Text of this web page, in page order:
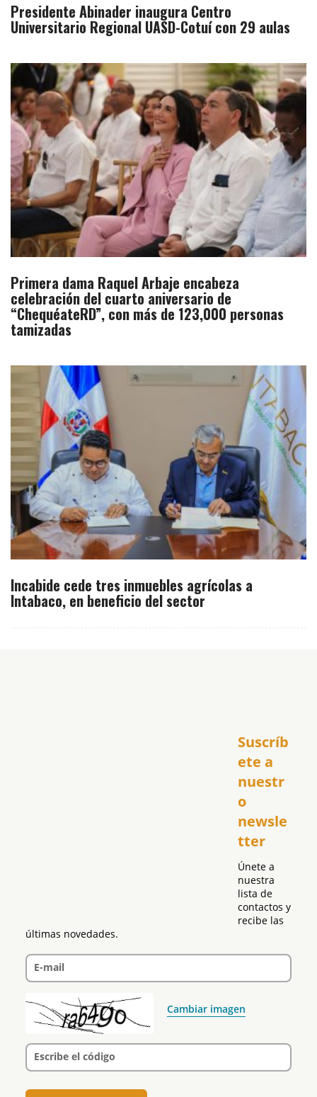
Presidente Abinader inaugura Centro
Universitario Regional UASD-Cotuí con 29 aulas
Primera dama Raquel Arbaje encabeza
celebración del cuarto aniversario de
“ChequéateRD”, con más de 123,000 personas
tamizadas
Incabide cede tres inmuebles agrícolas a
Intabaco, en beneficio del sector
Suscríb
ete a
nuestr
o
newsle
tter
Únete a
nuestra
lista de
contactos y
recibe las
últimas novedades.
E-mail
Cambiar imagen
Escribe el código